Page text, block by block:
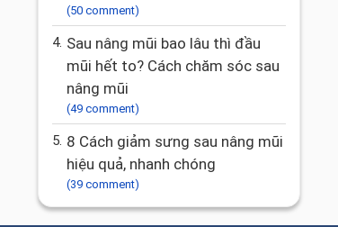
(50 comment)
4. Sau nâng mũi bao lâu thì đầu
mũi hết to? Cách chăm sóc sau
nâng mũi
(49 comment)
5. 8 Cách giảm sưng sau nâng mũi
hiệu quả, nhanh chóng
(39 comment)